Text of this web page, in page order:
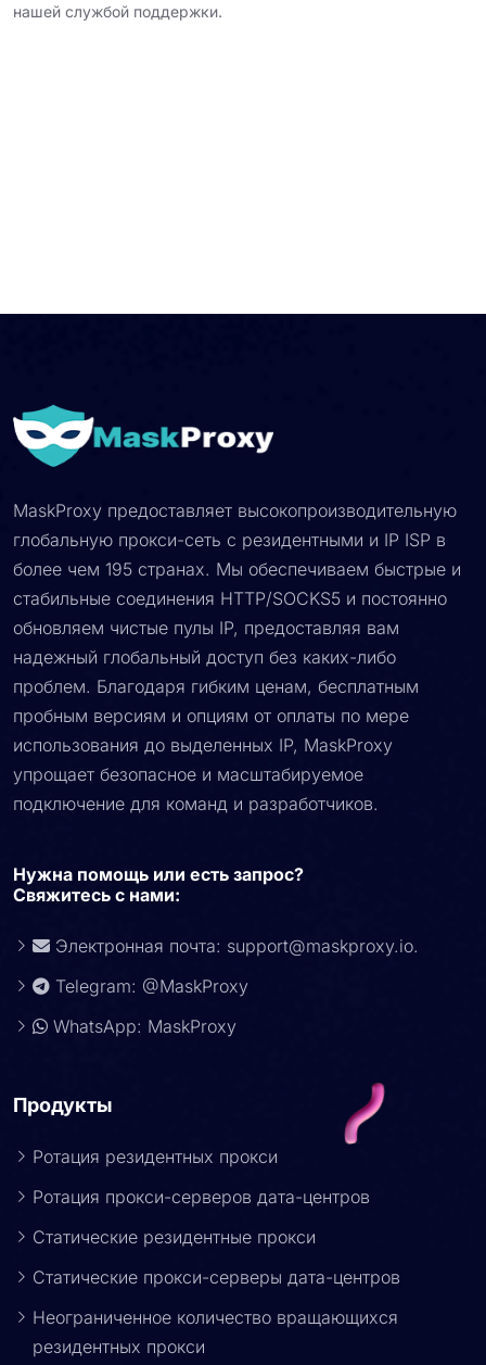
нашей службой поддержки.
MaskProxy предоставляет высокопроизводительную
глобальную прокси-сеть с резидентными и IP ISP в
более чем 195 странах. Мы обеспечиваем быстрые и
стабильные соединения HTTP/SOCKS5 и постоянно
обновляем чистые пулы IP, предоставляя вам
надежный глобальный доступ без каких-либо
проблем. Благодаря гибким ценам, бесплатным
пробным версиям и опциям от оплаты по мере
использования до выделенных IP, MaskProxy
упрощает безопасное и масштабируемое
подключение для команд и разработчиков.
Нужна помощь или есть запрос?
Свяжитесь с нами:
Электронная почта: support@maskproxy.io.
Telegram: @MaskProxy
WhatsApp: MaskProxy
Продукты
Ротация резидентных прокси
Ротация прокси-серверов дата-центров
Статические резидентные прокси
Статические прокси-серверы дата-центров
Неограниченное количество вращающихся
резидентных прокси